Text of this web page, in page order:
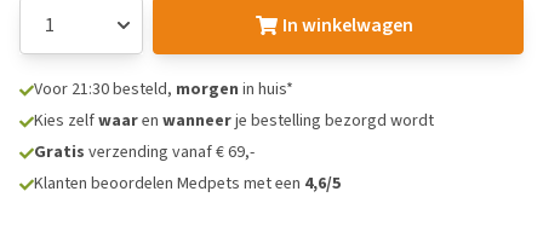
In winkelwagen
Voor 21:30 besteld, morgen in huis*
Kies zelfwaaren wanneerje bestelling bezorgd wordt
Gratis verzending vanaf € 69,-
Klanten beoordelen Medpets met een 4,6/5